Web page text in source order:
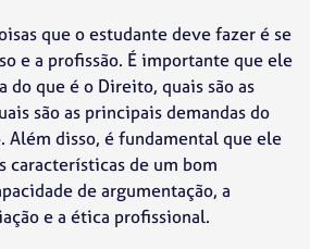
que o estudante deve fazer é se
e a profissão. É importante que ele
do que é o Direito, quais são as
são as principais demandas do
Além disso, é fundamental que ele
características de um bom
de argumentação, a
e a ética profissional.